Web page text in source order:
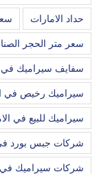
حداد الامارات
سعر متر الحجر
سفايف سيراميك في
سيراميك رخيص في
سيراميك للبيع في
شركات جبس بورد في
شركات سيراميك في